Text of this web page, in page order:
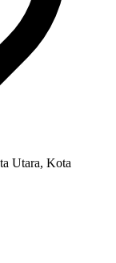
Utara, Kota